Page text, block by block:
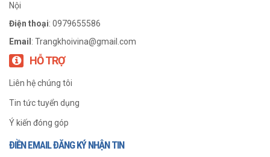
Nội
Điện thoại: 0979655586
Email : Trangkhoivina@gmail.com
HỖ TRỢ
Liên hệ chúng tôi
Tin tức tuyển dụng
Ý kiến đóng góp
ĐIỀN EMAIL ĐĂNG KÝ NHẬN TIN